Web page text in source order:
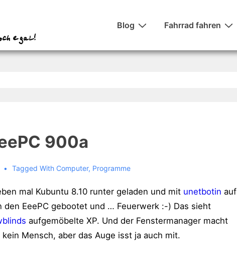
Hauptnavigation
Blog Fahrrad fahren
900a
Tagged With Computer, Programme
mal Kubuntu 8.10 runter geladen und mit unetbotin auf
den EeePC gebootet und … Feuerwerk :-) Das sieht
aufgemöbelte XP. Und der Fenstermanager macht
Mensch, aber das Auge isst ja auch mit.